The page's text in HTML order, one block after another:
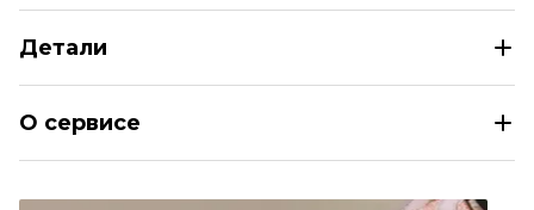
Детали
О сервисе